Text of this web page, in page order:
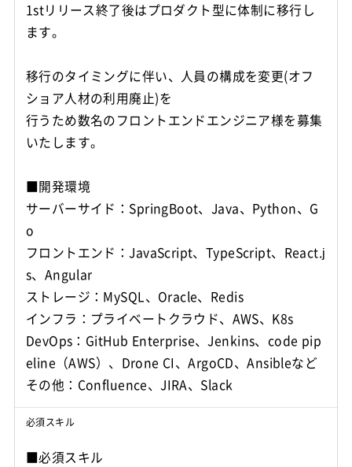
1stリリース終了後はプロダクト型に体制に移行し
ます。
移行のタイミングに伴い、人員の構成を変更(オフ
ショア人材の利用廃止)を
行うため数名のフロントエンドエンジニア様を募集
いたします。
■開発環境
サーバーサイド：SpringBoot、Java、Python、G
o
フロントエンド：JavaScript、TypeScript、React.j
s、Angular
ストレージ：MySQL、Oracle、Redis
インフラ：プライベートクラウド、AWS、K8s
DevOps：GitHub Enterprise、Jenkins、code pip
eline（AWS）、Drone CI、ArgoCD、Ansibleなど
その他：Confluence、JIRA、Slack
必須スキル
■必須スキル